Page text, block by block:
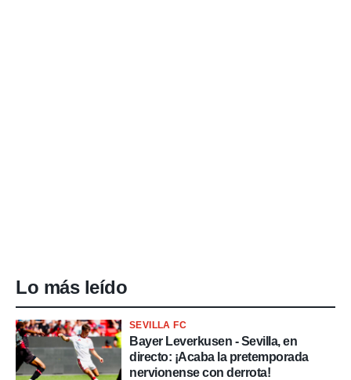
Lo más leído
SEVILLA FC
Bayer Leverkusen - Sevilla, en
directo: ¡Acaba la pretemporada
nervionense con derrota!